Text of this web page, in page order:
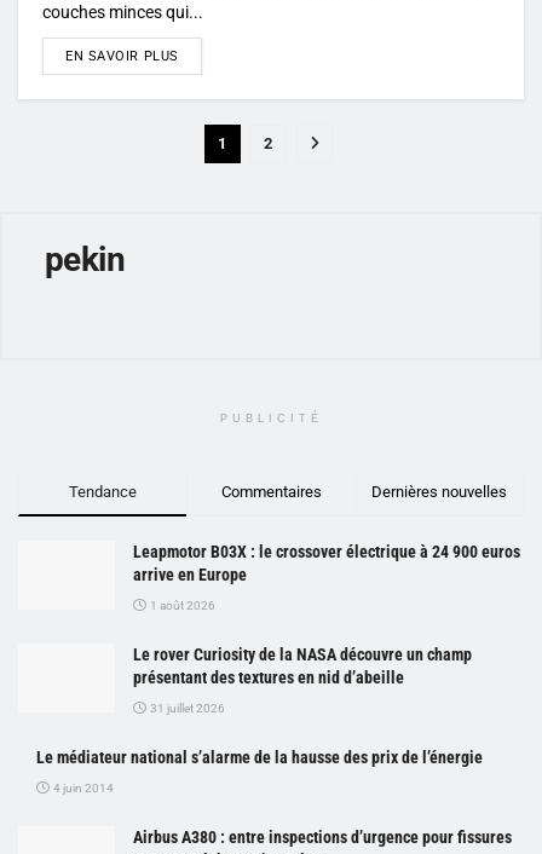
couches minces qui...
EN SAVOIR PLUS
1 2
pekin
PUBLICITÉ
Tendance Commentaires Dernières nouvelles
Leapmotor B03X : le crossover électrique à 24 900 euros
arrive en Europe
1 août 2026
Le rover Curiosity de la NASA découvre un champ
présentant des textures en nid d’abeille
31 juillet 2026
Le médiateur national s’alarme de la hausse des prix de l’énergie
4 juin 2014
Airbus A380 : entre inspections d’urgence pour fissures